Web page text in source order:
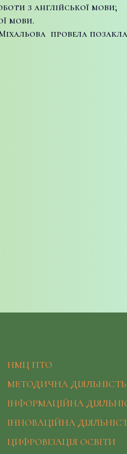
з англійської мови;
мови.
провела
НМЦ ПТО
МЕТОДИЧНА ДІЯЛЬНІСТЬ
ІНФОРМАЦІЙНА
ІННОВАЦІЙНА
ЦИФРОВІЗАЦІЯ ОСВІТИ